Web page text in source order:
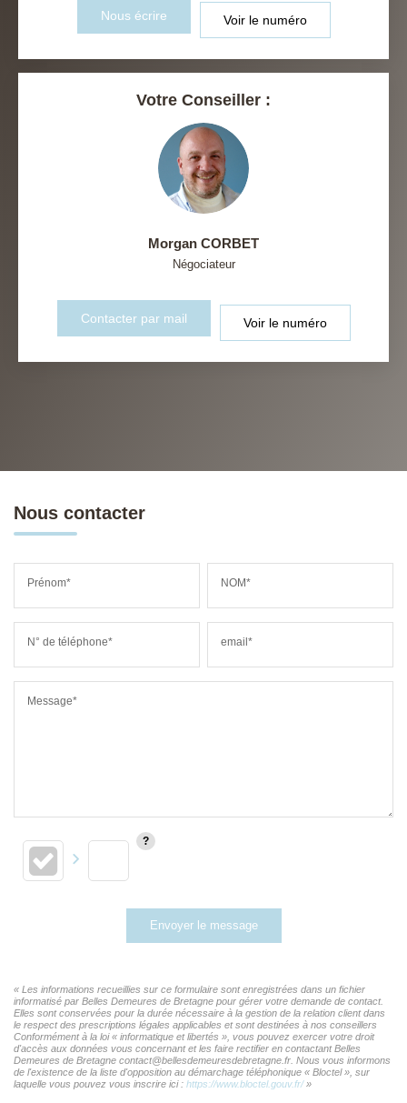
Nous écrire Voir le numéro
Votre Conseiller :
Morgan CORBET
Négociateur
Contacter par mail Voir le numéro
Nous contacter
Prénom* NOM*
N° de téléphone* email*
Message*
Envoyer le message
« Les informations recueillies sur ce formulaire sont enregistrées dans un fichier
informatisé par Belles Demeures de Bretagne pour gérer votre demande de contact.
Elles sont conservées pour la durée nécessaire à la gestion de la relation client dans
le respect des prescriptions légales applicables et sont destinées à nos conseillers
Conformément à la loi « informatique et libertés », vous pouvez exercer votre droit
d'accès aux données vous concernant et les faire rectifier en contactant Belles
Demeures de Bretagne contact@bellesdemeuresdebretagne.fr. Nous vous informons
de l'existence de la liste d'opposition au démarchage téléphonique « Bloctel », sur
laquelle vous pouvez vous inscrire ici : https://www.bloctel.gouv.fr/»